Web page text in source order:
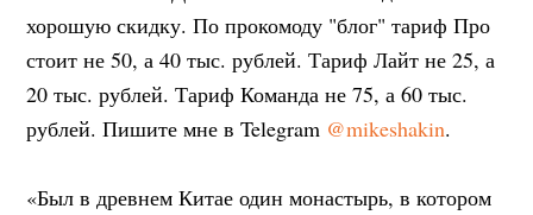
хорошую скидку. По прокомоду "блог" тариф Про
стоит не 50, а 40 тыс. рублей. Тариф Лайт не 25, а
20 тыс. рублей. Тариф Команда не 75, а 60 тыс.
рублей. Пишите мне в Telegram @mikeshakin.
«Был в древнем Китае один монастырь, в котором